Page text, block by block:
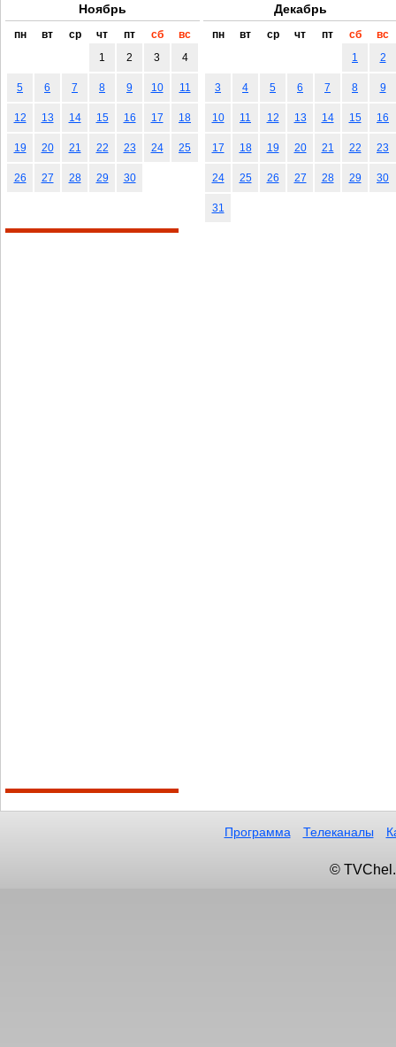
Ноябрь
пн вт ср чт пт сб
вс
1
2 3 4
5 6 7 8 9 10 11
12 13 14 15 16 17 18
19 20 21 22 23 24 25
26 27 28 29 30
Декабрь
пн вт ср чт пт сб
вс
1
2
3 4 5 6 7 8 9
10 11 12 13 14 15 16
17 18 19 20 21 22 23
24 25 26 27 28 29 30
31
Программа Телеканалы
©